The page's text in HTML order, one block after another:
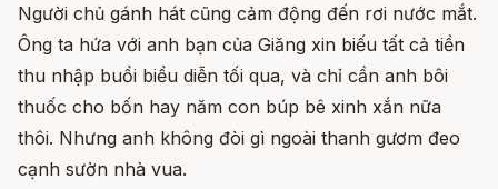
Người chủ gánh hát cũng cảm động đến rơi nước mắt.
Ông ta hứa với anh bạn của Giăng xin biếu tất cả tiền
thu nhập buổi biểu diễn tối qua, và chỉ cần anh bôi
thuốc cho bốn hay năm con búp bê xinh xắn nữa
thôi. Nhưng anh không đòi gì ngoài thanh gươm đeo
cạnh sườn nhà vua.